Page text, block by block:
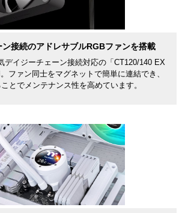
接続のアドレサブルRGBファンを搭載
デイジーチェーン接続対応の「CT120/140 EX
ファン同士をマグネットで簡単に連結でき、
とでメンテナンス性を高めています。